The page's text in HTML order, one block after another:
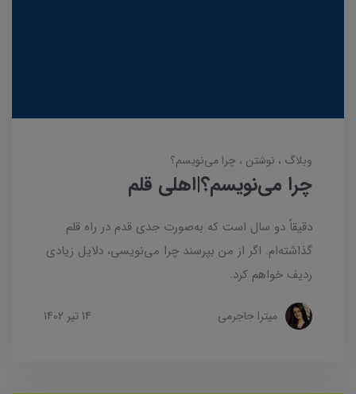
وبلاگ نوشتن چرا می‌نویسم؟
چرا می‌نویسم؟|اهلی قلم
دقیقاً دو سال است که به‌صورت جدی قدم در راه قلم
گذاشته‌ام. اگر از من بپرسند چرا می‌نویسی، دلایل زیادی
ردیف خواهم کرد.
میترا جاجرمی 14 تير 1402